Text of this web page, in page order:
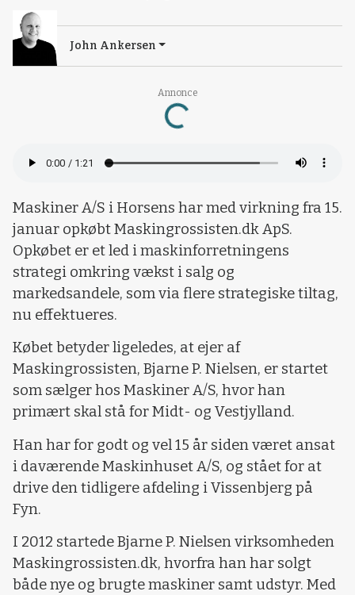
Annonce
Loading...
John Ankersen
Maskiner A/S i Horsens har med virkning fra 15.
januar opkøbt Maskingrossisten.dk ApS.
Opkøbet er et led i maskinforretningens
strategi omkring vækst i salg og
markedsandele, som via flere strategiske tiltag,
nu effektueres.
Købet betyder ligeledes, at ejer af
Maskingrossisten, Bjarne P. Nielsen, er startet
som sælger hos Maskiner A/S, hvor han
primært skal stå for Midt- og Vestjylland.
Han har for godt og vel 15 år siden været ansat
i daværende Maskinhuset A/S, og stået for at
drive den tidligere afdeling i Vissenbjerg på
Fyn.
I 2012 startede Bjarne P. Nielsen virksomheden
Maskingrossisten.dk, hvorfra han har solgt
både nye og brugte maskiner samt udstyr. Med